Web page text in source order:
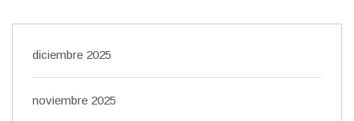
diciembre 2025
noviembre 2025